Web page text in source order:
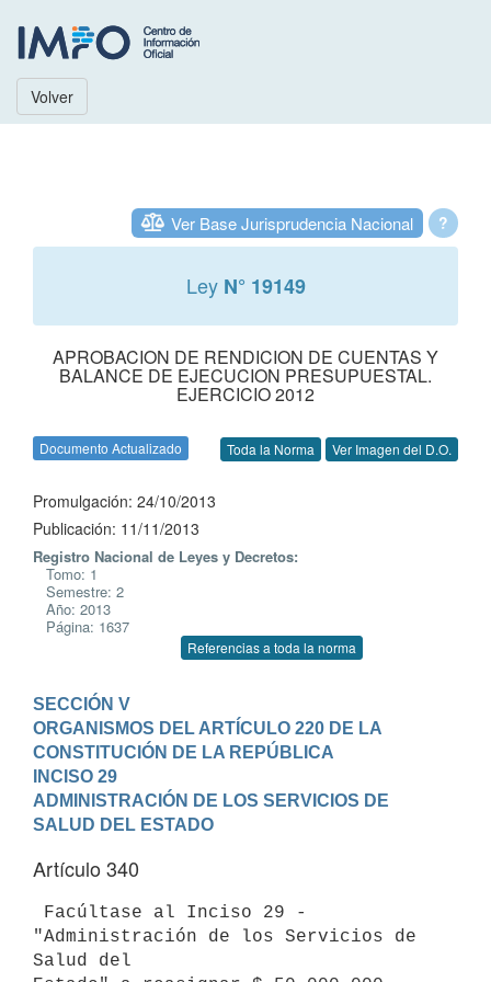
Volver
?
Ver Base Jurisprudencia Nacional
Ley N° 19149
APROBACION DE RENDICION DE CUENTAS Y
BALANCE DE EJECUCION PRESUPUESTAL.
EJERCICIO 2012
Documento Actualizado Toda la Norma Ver Imagen del D.O.
Promulgación: 24/10/2013
Publicación: 11/11/2013
Registro Nacional de Leyes y Decretos:
Tomo: 1
Semestre: 2
Año: 2013
Página: 1637
Referencias a toda la norma
SECCIÓN V
ORGANISMOS DEL ARTÍCULO 220 DE LA
CONSTITUCIÓN DE LA REPÚBLICA
INCISO 29
ADMINISTRACIÓN DE LOS SERVICIOS DE
SALUD DEL ESTADO
Artículo 340
"Administración de los Servicios de
Salud del